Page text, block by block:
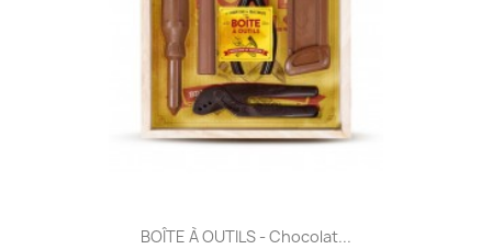
BOÎTE À OUTILS - Chocolat...